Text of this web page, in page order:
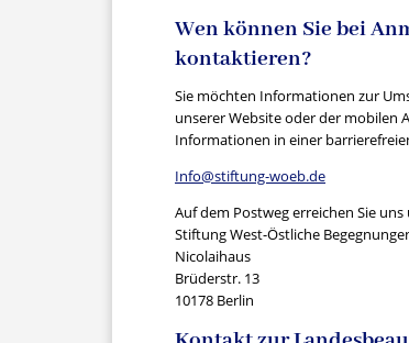
Wen können Sie bei
kontaktieren?
Sie möchten Informationen zur
unserer Website oder der mobilen
Informationen in einer
Info@stiftung-woeb.de
Auf dem Postweg erreichen Sie
Stiftung West-Östliche
Nicolaihaus
Brüderstr. 13
10178 Berlin